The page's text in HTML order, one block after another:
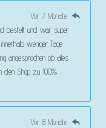
Vor 7 Monate
bestellt und war super
weniger Tage
angesprochen ob alles
den Shop zu 100%
Vor 8 Monate